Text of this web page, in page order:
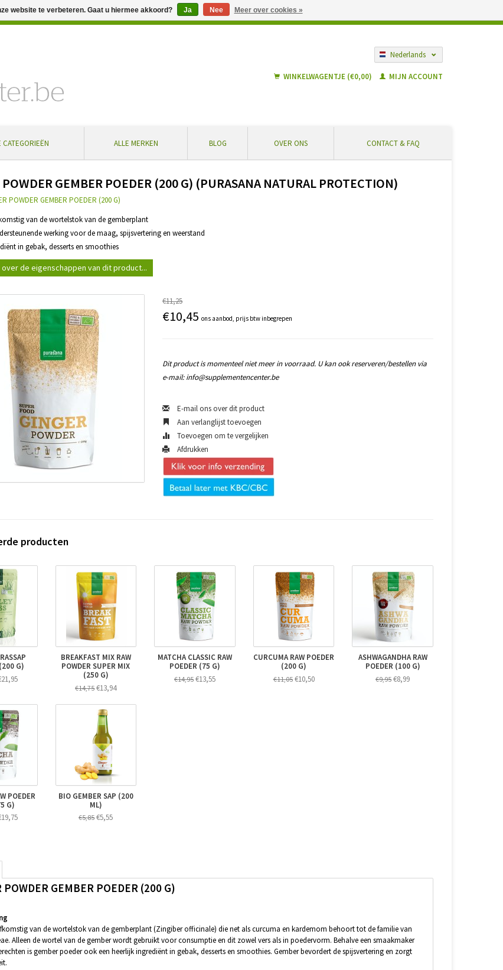
Nederlands
WINKELWAGENTJE (€0,00)
MIJN ACCOUNT
CATEGORIEËN ALLE MERKEN BLOG OVER ONS CONTACT & FAQ
GEMBER POEDER (200 G) (PURASANA NATURAL PROTECTION)
POWDER GEMBER POEDER (200 G)
van de wortelstok van de gemberplant
werking voor de maag, spijsvertering en weerstand
in gebak, desserts en smoothies
de eigenschappen van dit product...
€11,25
€10,45ons aanbod, prijs btw inbegrepen
Dit product is momenteel niet meer in voorraad. U kan ook reserveren/bestellen via
e-mail:info@supplementencenter.be
E-mail ons over dit product
Aan verlanglijst toevoegen
Toevoegen om te vergelijken
Afdrukken
producten
G)
BREAKFAST MIX RAW
POWDER SUPER MIX
(250 G)
€14,75€13,94
MATCHA CLASSIC RAW
POEDER (75 G)
€14,95€13,55
CURCUMA RAW POEDER
(200 G)
€11,05€10,50
ASHWAGANDHA RAW
POEDER (100 G)
€9,95 €8,99
POEDER
G)
BIO GEMBER SAP (200
ML)
€5,85€5,55
POWDER GEMBER POEDER (200 G)
van de wortelstok van de gemberplant (Zingiber officinale) die net als curcuma en kardemom behoort tot de familie van
Alleen de wortel van de gember wordt gebruikt voor consumptie en dit zowel vers als in poedervorm. Behalve een smaakmaker
is gember poeder ook een heerlijk ingrediënt in gebak, desserts en smoothies. Gember bevordert de spijsvertering en zorgt
website te verbeteren. Gaat u hiermee akkoord? Ja Nee Meer over cookies »
korting bij aankoop vanaf € 100 ... Gratis levering in België vanaf € 55 ... Veilig winkelen en geen extra kosten